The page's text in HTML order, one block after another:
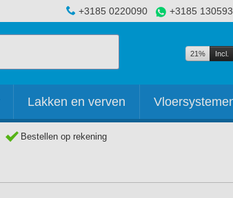
+3185 0220090 +3185
21% Incl.
Lakken en verven
Bestellen op rekening